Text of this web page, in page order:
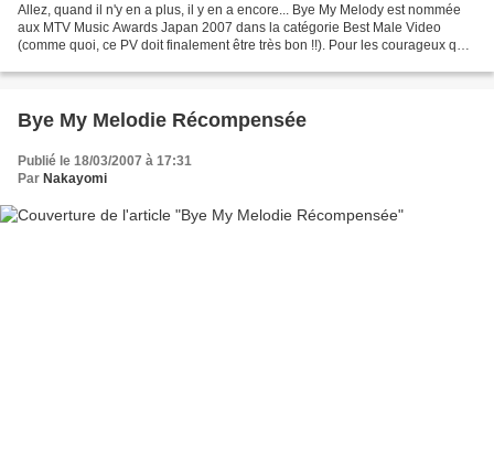
Allez, quand il n'y en a plus, il y en a encore... Bye My Melody est nommée
aux MTV Music Awards Japan 2007 dans la catégorie Best Male Video
(comme quoi, ce PV doit finalement être très bon !!). Pour les courageux qui
Bye My Melodie Récompensée
Publié le 18/03/2007 à 17:31
Par Nakayomi